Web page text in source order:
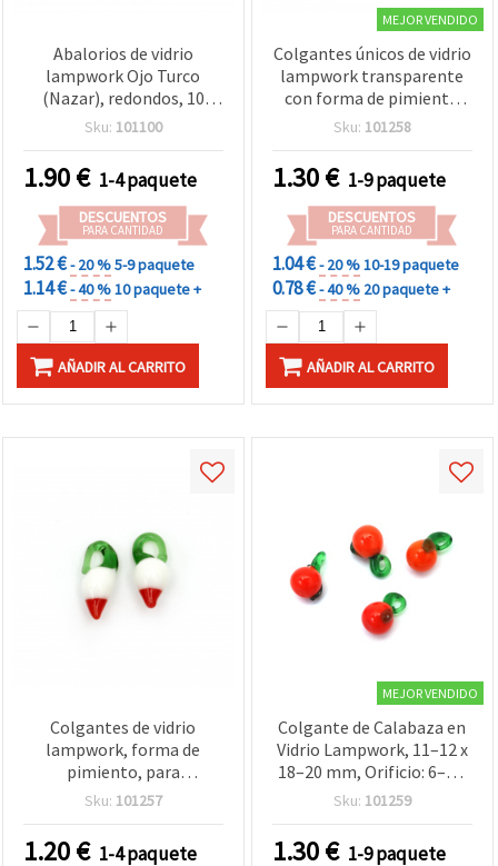
Abalorios de vidrio
lampwork Ojo Turco
(Nazar), redondos, 10
mm, agujero 2 mm, azul,
Sku: 101100
1.90€ 1-4 paquete
DESCUENTOS
PARA CANTIDAD
1.52 €- 20 %5-9 paquete
1.14 €- 40 %10 paquete +
AÑADIR AL CARRITO
MEJOR VENDIDO
Colgantes únicos de vidrio
lampwork transparente
con forma de pimiento
morrón, hechos a mano,
agujero 6~8 x 4 mm –
ideales para
joyería/bisutería y
manualidades DIY – set de
4 uds (surtido mixto)
Sku: 101258
1.30€ 1-9 paquete
DESCUENTOS
PARA CANTIDAD
1.04 €- 20 %10-19 paquete
0.78 €- 40 % 20 paquete +
AÑADIR AL CARRITO
Colgantes de vidrio
lampwork, forma de
pimiento, para
manualidades y bisutería,
mm — 4 uds, surtido
(contenido mixto)
Sku: 101257
1.20€ 1-4 paquete
MEJOR VENDIDO
Colgante de Calabaza en
Vidrio Lampwork, 11–12 x
18–20 mm, Orificio: 6–8 x
3 mm, Naranja,
y Manualidades DIY – Pack
de 4 piezas
Sku: 101259
1.30€ 1-9 paquete